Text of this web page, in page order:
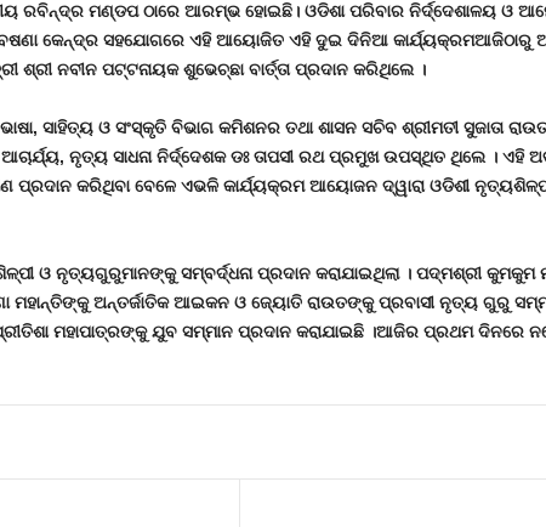
ରବିନ୍ଦ୍ର ମଣ୍ଡପ ଠାରେ ଆରମ୍ଭ ହୋଇଛି। ଓଡିଶା ପରିବାର ନିର୍ଦ୍ଦେଶାଳୟ ଓ
କେନ୍ଦ୍ର ସହଯୋଗରେ ଏହି ଆୟୋଜିତ ଏହି ଦୁଇ ଦିନିଆ କାର୍ଯ୍ୟକ୍ରମଆଜିଠାରୁ
ନବୀନ ପଟ୍ଟନାୟକ ଶୁଭେଚ୍ଛା ବାର୍ତ୍ତା ପ୍ରଦାନ କରିଥିଲେ ।
ସାହିତ୍ୟ ଓ ସଂସ୍କୃତି ବିଭାଗ କମିଶନର ତଥା ଶାସନ ସଚିବ ଶ୍ରୀମତୀ ସୁଜାତା
ନୃତ୍ୟ ସାଧନା ନିର୍ଦ୍ଦେଶକ ଡଃ ତାପସୀ ରଥ ପ୍ରମୁଖ ଉପସ୍ଥିତ ଥିଲେ । ଏହି
ପ୍ରଦାନ କରିଥିବା ବେଳେ ଏଭଳି କାର୍ଯ୍ୟକ୍ରମ ଆୟୋଜନ ଦ୍ୱାରା ଓଡିଶୀ
ଓ ନୃତ୍ୟଗୁରୁମାନଙ୍କୁ ସମ୍ବର୍ଦ୍ଧନା ପ୍ରଦାନ କରାଯାଇଥିଲା । ପଦ୍ମଶ୍ରୀ
ମହାନ୍ତିଙ୍କୁ ଅନ୍ତର୍ଜାତିକ ଆଇକନ ଓ ଜ୍ୟୋତି ରାଉତଙ୍କୁ ପ୍ରବାସୀ ନୃତ୍ୟ ଗୁରୁ
ମହାପାତ୍ରଙ୍କୁ ଯୁବ ସମ୍ମାନ ପ୍ରଦାନ କରାଯାଇଛି ।ଆଜିର ପ୍ରଥମ